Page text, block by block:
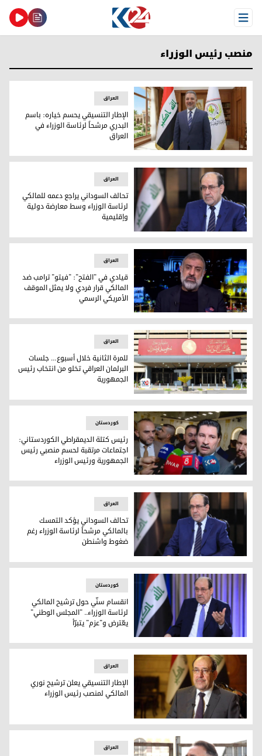
Open Menu
منصب رئيس الوزراء
الإطار التنسيقي يحسم خياره: باسم البدري مرشحاً لرئاسة
العراق
الإطار التنسيقي يحسم خياره: باسم
البدري مرشحاً لرئاسة الوزراء في
العراق
تحالف السوداني يراجع دعمه للمالكي لرئاسة الوزراء وسط
العراق
تحالف السوداني يراجع دعمه للمالكي
لرئاسة الوزراء وسط معارضة دولية
وإقليمية
قيادي في "الفتح": "فيتو" ترامب ضد المالكي قرار فردي ولا
العراق
قيادي في "الفتح": "فيتو" ترامب ضد
المالكي قرار فردي ولا يمثل الموقف
الأمريكي الرسمي
للمرة الثانية خلال أسبوع… جلسات البرلمان العراقي تخلو من
العراق
للمرة الثانية خلال أسبوع… جلسات
البرلمان العراقي تخلو من انتخاب رئيس
الجمهورية
رئيس كتلة الديمقراطي الكوردستاني: اجتماعات مرتقبة لحسم
کوردستان
رئيس كتلة الديمقراطي الكوردستاني:
اجتماعات مرتقبة لحسم منصبي رئيس
الجمهورية ورئيس الوزراء
تحالف السوداني يؤكد التمسك بالمالكي مرشحاً لرئاسة
العراق
تحالف السوداني يؤكد التمسك
بالمالكي مرشحاً لرئاسة الوزراء رغم
ضغوط واشنطن
انقسام سنّي حول ترشيح المالكي لرئاسة الوزراء.. "المجلس
کوردستان
انقسام سنّي حول ترشيح المالكي
لرئاسة الوزراء.. "المجلس الوطني"
يعّترض و"عزم" يتبرّأ
الإطار التنسيقي يعلن ترشيح نوري المالكي لمنصب رئيس الوزراء
العراق
الإطار التنسيقي يعلن ترشيح نوري
المالكي لمنصب رئيس الوزراء
العراق